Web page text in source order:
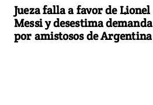
Jueza falla a favor de Lionel
Messi y desestima demanda
por amistosos de Argentina